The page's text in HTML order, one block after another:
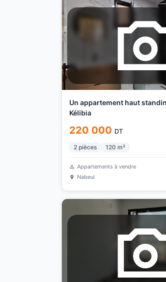
Un appartement haut
Kélibia
220 000 DT
2 pièces 120 m²
Appartements à vendre
Nabeul